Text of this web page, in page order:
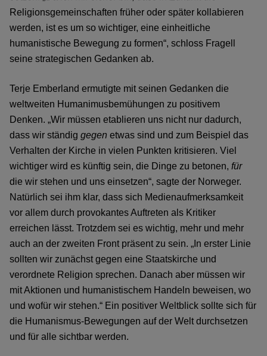
Religionsgemeinschaften früher oder später kollabieren
werden, ist es um so wichtiger, eine einheitliche
humanistische Bewegung zu formen“, schloss Fragell
seine strategischen Gedanken ab.
Terje Emberland ermutigte mit seinen Gedanken die
weltweiten Humanimusbemühungen zu positivem
Denken. „Wir müssen etablieren uns nicht nur dadurch,
dass wir ständiggegen etwas sind und zum Beispiel das
Verhalten der Kirche in vielen Punkten kritisieren. Viel
wichtiger wird es künftig sein, die Dinge zu betonen,für
die wir stehen und uns einsetzen“, sagte der Norweger.
Natürlich sei ihm klar, dass sich Medienaufmerksamkeit
vor allem durch provokantes Auftreten als Kritiker
erreichen lässt. Trotzdem sei es wichtig, mehr und mehr
auch an der zweiten Front präsent zu sein. „In erster Linie
sollten wir zunächst gegen eine Staatskirche und
verordnete Religion sprechen. Danach aber müssen wir
mit Aktionen und humanistischem Handeln beweisen, wo
und wofür wir stehen.“ Ein positiver Weltblick sollte sich für
die Humanismus-Bewegungen auf der Welt durchsetzen
und für alle sichtbar werden.